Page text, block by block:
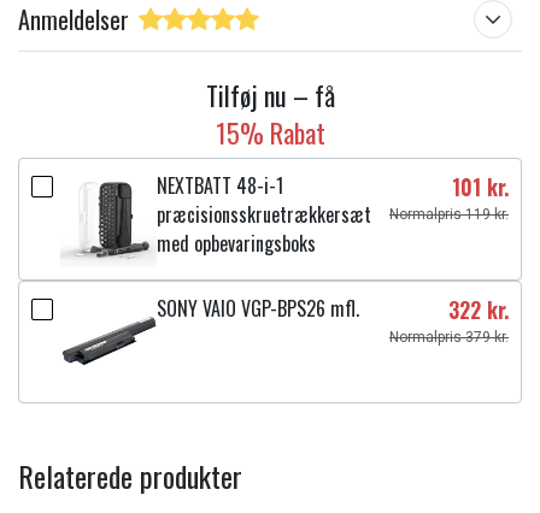
Anmeldelser
Tilføj nu – få
15% Rabat
NEXTBATT 48-i-1
præcisionsskruetrækkersæt
med opbevaringsboks
101 kr.
Normalpris 119 kr.
SONY VAIO VGP-BPS26 mfl. 322 kr.
Normalpris 379 kr.
Relaterede produkter